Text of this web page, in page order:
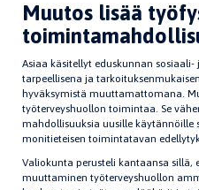
Muutos lisää
Asiaa käsitellyt eduskunnan
tarpeellisena ja
hyväksymistä muuttamattomana.
työterveyshuollon toimintaa. Se
mahdollisuuksia uusille
monitieteisen toimintatavan
Valiokunta perusteli kantaansa sillä,
muuttaminen työterveyshuollon